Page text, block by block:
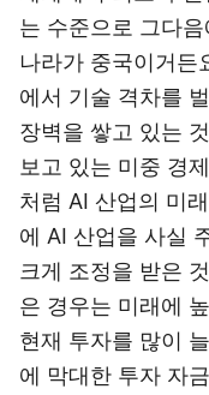
는 수준으로 그다
나라가 중국이거든
에서 기술 격차를
장벽을 쌓고 있는
보고 있는 미중 경
처럼 AI 산업의 미
에 AI 산업을 사실
크게 조정을 받은
은 경우는 미래에
현재 투자를 많이
에 막대한 투자 자